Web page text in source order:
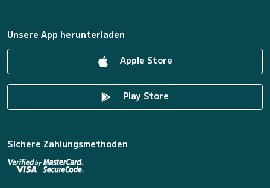
Unsere App herunterladen
Apple Store
Play Store
Sichere Zahlungsmethoden